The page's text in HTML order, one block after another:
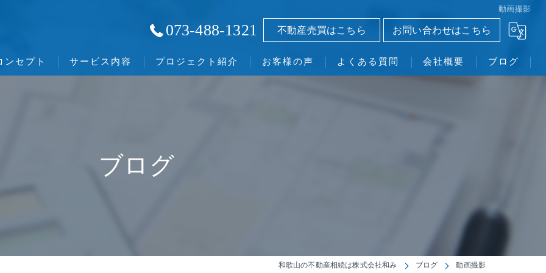
動画撮影
073-488-1321 不動産売買はこちら お問い合わせはこちら
ンセプト
歌山の不動産相続･株式会社和みのお客様の声
サービス内容 プロジェクト紹介 お客様の声 よくある質問 会社概要 ブログ
ブログ
和歌山の不動産相続は株式会社和み ブログ 動画撮影